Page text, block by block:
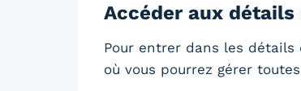
Accéder aux
Pour entrer dans les
où vous pourrez gérer